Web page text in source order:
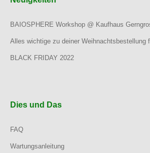
BAIOSPHERE Workshop @ Kaufhaus
Alles wichtige zu deiner Weihnachtsbestellung
BLACK FRIDAY 2022
Dies und Das
FAQ
Wartungsanleitung